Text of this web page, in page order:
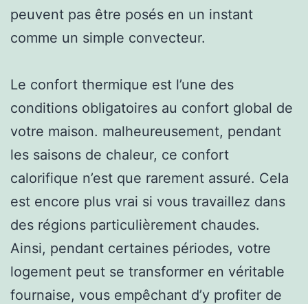
peuvent pas être posés en un instant
comme un simple convecteur.
Le confort thermique est l’une des
conditions obligatoires au confort global de
votre maison. malheureusement, pendant
les saisons de chaleur, ce confort
calorifique n’est que rarement assuré. Cela
est encore plus vrai si vous travaillez dans
des régions particulièrement chaudes.
Ainsi, pendant certaines périodes, votre
logement peut se transformer en véritable
fournaise, vous empêchant d’y profiter de